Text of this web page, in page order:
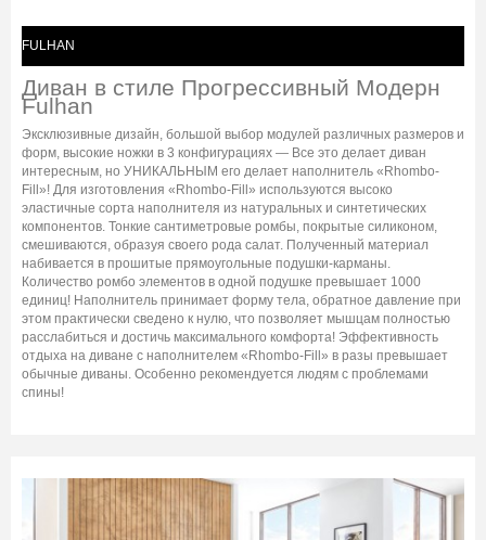
FULHAN
Диван в стиле Прогрессивный Модерн
Fulhan
Эксклюзивные дизайн, большой выбор модулей различных размеров и
форм, высокие ножки в 3 конфигурациях — Все это делает диван
интересным, но УНИКАЛЬНЫМ его делает наполнитель «Rhombo-
Fill»! Для изготовления «Rhombo-Fill» используются высоко
эластичные сорта наполнителя из натуральных и синтетических
компонентов. Тонкие сантиметровые ромбы, покрытые силиконом,
смешиваются, образуя своего рода салат. Полученный материал
набивается в прошитые прямоугольные подушки-карманы.
Количество ромбо элементов в одной подушке превышает 1000
единиц! Наполнитель принимает форму тела, обратное давление при
этом практически сведено к нулю, что позволяет мышцам полностью
расслабиться и достичь максимального комфорта! Эффективность
отдыха на диване с наполнителем «Rhombo-Fill» в разы превышает
обычные диваны. Особенно рекомендуется людям с проблемами
спины!